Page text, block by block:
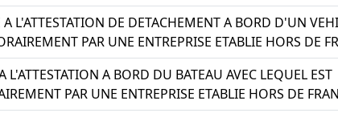
L'ATTESTATION DE DETACHEMENT A BORD D'UN
PAR UNE ENTREPRISE ETABLIE HORS DE
A BORD DU BATEAU AVEC LEQUEL EST
PAR UNE ENTREPRISE ETABLIE HORS DE